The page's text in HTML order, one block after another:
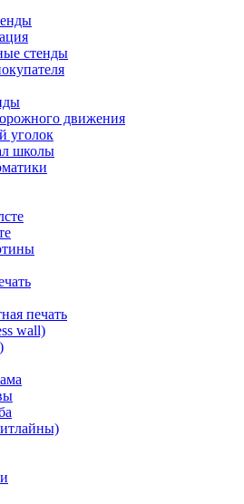
стенды
движения
уголок
школы
печать
wall)